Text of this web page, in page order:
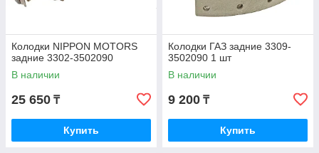
Колодки NIPPON MOTORS
задние 3302-3502090
В наличии
25 650 ₸
Купить
Колодки ГАЗ задние 3309-
3502090 1 шт
В наличии
9 200 ₸
Купить